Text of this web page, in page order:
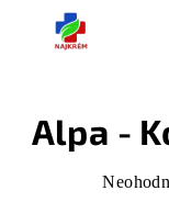
Alpa -